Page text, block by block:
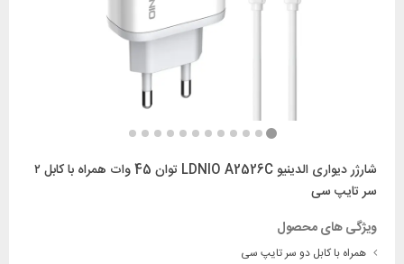
شارژر دیواری الدینیو LDNIO A2526C توان 45 وات همراه با کابل ۲
سر تایپ سی
ویژگی های محصول
همراه با کابل دو سر تایپ سی